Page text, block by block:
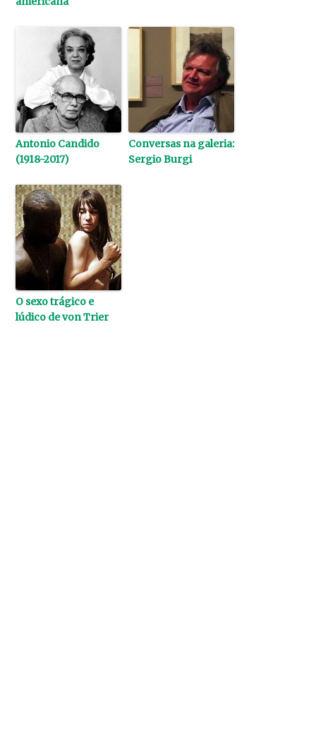
Antonio Candido
(1918-2017)
Conversas na galeria:
Sergio Burgi
O sexo trágico e
lúdico de von Trier